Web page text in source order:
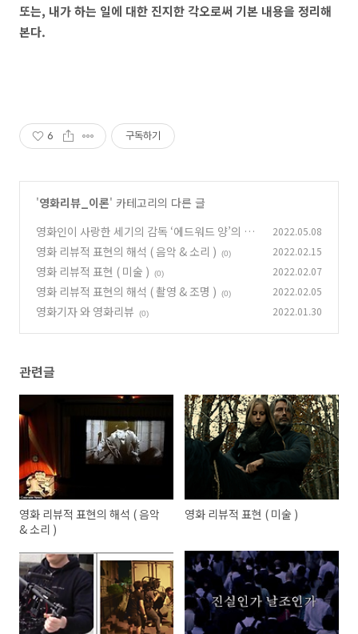
또는, 내가 하는 일에 대한 진지한 각오로써 기본 내용을 정리해
본다.
6 구독하기
'영화리뷰_이론' 카테고리의 다른 글
영화인이 사랑한 세기의 감독 ‘에드워드 양’의 작
품들 (0)
2022.05.08
영화 리뷰적 표현의 해석 ( 음악 & 소리 ) (0) 2022.02.15
영화 리뷰적 표현 ( 미술 ) (0) 2022.02.07
영화 리뷰적 표현의 해석 ( 촬영 & 조명 ) (0) 2022.02.05
영화기자 와 영화리뷰 (0) 2022.01.30
관련글
영화 리뷰적 표현의 해석 ( 음악
& 소리 )
영화 리뷰적 표현 ( 미술 )